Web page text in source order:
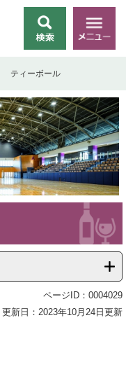
索
メ
ニ
ティーボール
ページID：0004029
更新日：2023年10月24日更新